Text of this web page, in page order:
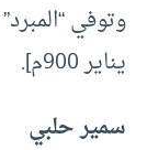
يناير 900م].
سمير حلبي